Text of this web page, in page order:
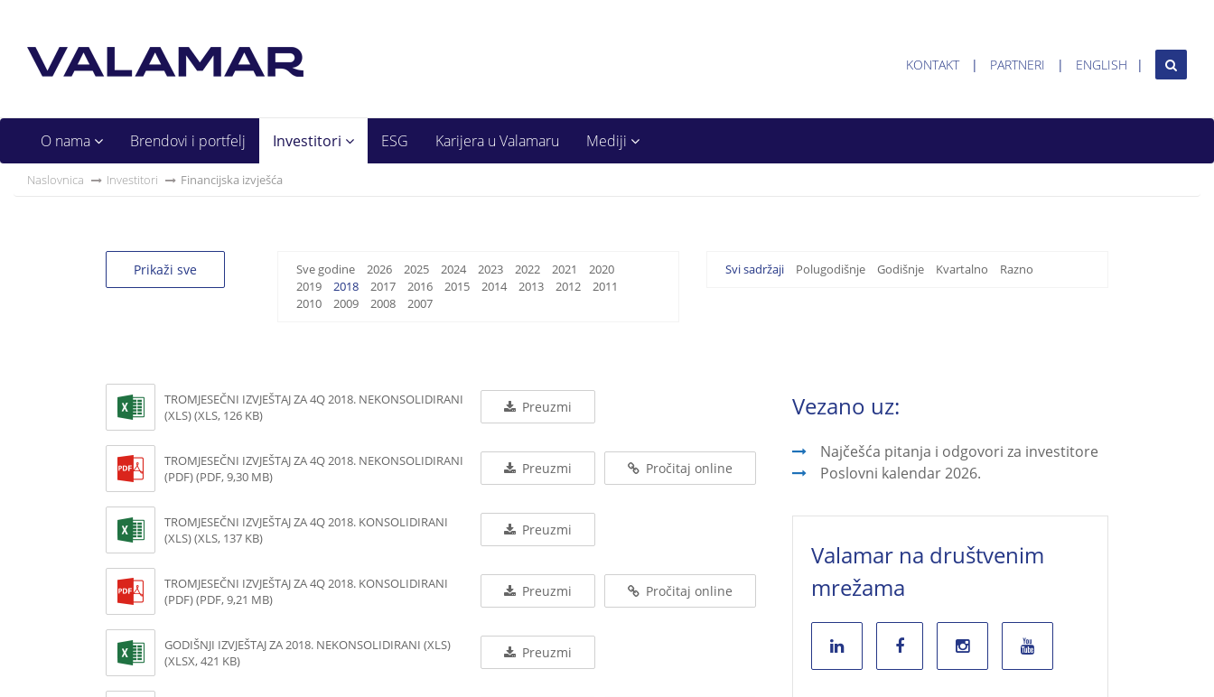
KONTAKT PARTNERI ENGLISH
O nama Brendovi i portfelj Investitori ESG Karijera u Valamaru Mediji
Naslovnica Investitori Financijska izvješća
Prikaži sve Sve godine 2026 2025 2024 2023 2022 2021
2020
2019
2018 2017 2016 2015 2014 2013 2012
2011
2010
2009 2008 2007
Svi sadržaji Polugodišnje Godišnje Kvartalno Razno
TROMJESEČNI IZVJEŠTAJ ZA 4Q 2018. NEKONSOLIDIRANI
(XLS) (XLS, 126 KB)
Preuzmi
TROMJESEČNI IZVJEŠTAJ ZA 4Q 2018. NEKONSOLIDIRANI
(PDF) (PDF, 9,30 MB)
Preuzmi Pročitaj online
TROMJESEČNI IZVJEŠTAJ ZA 4Q 2018. KONSOLIDIRANI
(XLS) (XLS, 137 KB)
Preuzmi
TROMJESEČNI IZVJEŠTAJ ZA 4Q 2018. KONSOLIDIRANI
(PDF) (PDF, 9,21 MB)
Preuzmi Pročitaj online
GODIŠNJI IZVJEŠTAJ ZA 2018. NEKONSOLIDIRANI (XLS)
(XLSX, 421 KB)
Preuzmi
Vezano uz:
Najčešća pitanja i odgovori za investitore
Poslovni kalendar 2026.
Valamar na društvenim
mrežama